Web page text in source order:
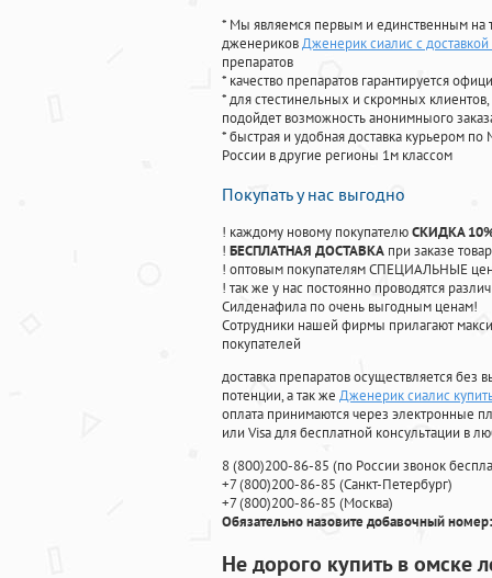
* Мы являемся первым и единственным на
дженериковДженерик сиалис с
препаратов
* качество препаратов гарантируется
* для стестинельных и скромных
подойдет возможность анонимныого
* быстрая и удобная доставка курьером
России в другие регионы 1м классом
Покупать у нас выгодно
! каждому новому покупателюСКИДКА
! БЕСПЛАТНАЯ ДОСТАВКА при заказе
! оптовым покупателям СПЕЦИАЛЬНЫЕ
! так же у нас постоянно проводятся
Силденафила по очень выгодным ценам!
Cотрудники нашей фирмы прилагают
покупателей
доставка препаратов осуществляется
потенции, а так же Дженерик сиалис
оплата принимаются через электронные
или Visa для бесплатной консультации в
8(800)200-86-85 (по России звонок
+7(800)200-86-85 (Санкт-Петербург)
+7(800)200-86-85 (Москва)
Обязательно назовите добавочный
Не дорого купить в омске